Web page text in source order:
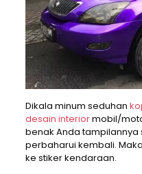
Dikala minum seduhan
desain interiormobil/
benak Anda tampilannya
perbaharui kembali.
ke stiker kendaraan.